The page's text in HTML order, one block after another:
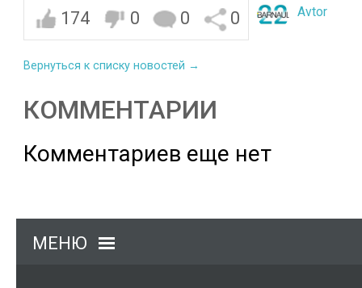
174 0 0 0 Avtor
Вернуться к списку новостей →
КОММЕНТАРИИ
Комментариев еще нет
МЕНЮ